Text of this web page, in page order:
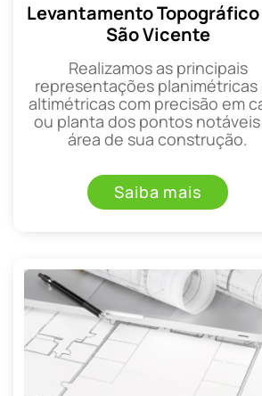
Levantamento Topográfico
São Vicente
Realizamos as principais
representações planimétricas
altimétricas com precisão em
ou planta dos pontos
área de sua construção.
Saiba mais